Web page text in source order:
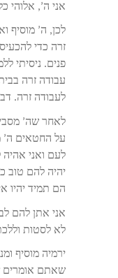
אני ה’, אלוהי
לכן, ה’ מוסיף
זרה כדי
פנים. ניסיתי
עבודה זרה
לעבודה זרה.
לאחר שה’
על החטאים ה’
לעם ואני
יהיה להם טוב
הם תמיד יהיו
אני אתן להם
לא לסטות
ירמיה מוסיף
שאתם אומרים